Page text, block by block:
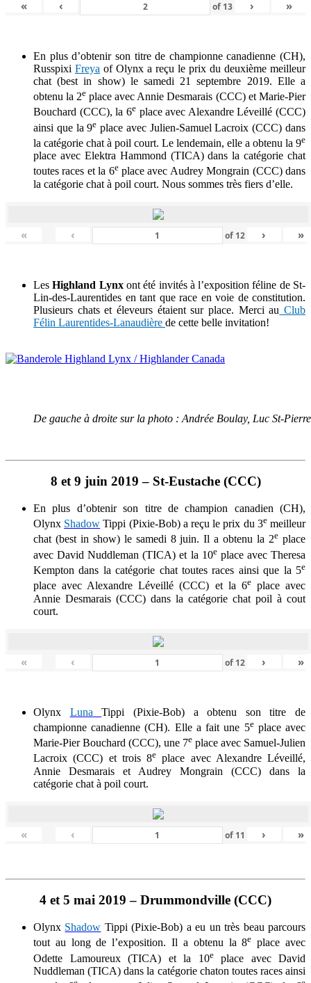
« ‹ of 13 › »
En plus d’obtenir son titre de championne canadienne (CH),
Russpixi Freya of Olynx a reçu le prix du deuxième meilleur
chat (best in show) le samedi 21 septembre 2019. Elle a
obtenu la 2e place avec Annie Desmarais (CCC) et Marie-Pier
Bouchard (CCC), la 6eplace avec Alexandre Léveillé (CCC)
ainsi que la 9e place avec Julien-Samuel Lacroix (CCC) dans
la catégorie chat à poil court. Le lendemain, elle a obtenu la 9e
place avec Elektra Hammond (TICA) dans la catégorie chat
toutes races et la 6eplace avec Audrey Mongrain (CCC) dans
la catégorie chat à poil court. Nous sommes très fiers d’elle.
« ‹ of 12 › »
LesHighland Lynxont été invités à l’exposition féline de St-
Lin-des-Laurentides en tant que race en voie de constitution.
Plusieurs chats et éleveurs étaient sur place. Merci au Club
Félin Laurentides-Lanaudière de cette belle invitation!
De gauche à droite sur la photo : Andrée Boulay, Luc St-
8 et 9 juin 2019 – St-Eustache (CCC)
En plus d’obtenir son titre de champion canadien (CH),
Olynx Shadow Tippi (Pixie-Bob) a reçu le prix du 3emeilleur
chat (best in show) le samedi 8 juin. Il a obtenu la 2e place
avec David Nuddleman (TICA) et la 10eplace avec Theresa
Kempton dans la catégorie chat toutes races ainsi que la 5e
place avec Alexandre Léveillé (CCC) et la 6eplace avec
Annie Desmarais (CCC) dans la catégorie chat poil à cout
court.
« ‹ of 12 › »
Olynx Luna
Tippi (Pixie-Bob) a obtenu son titre de
championne canadienne (CH). Elle a fait une 5eplace avec
Marie-Pier Bouchard (CCC), une 7e place avec Samuel-Julien
Lacroix (CCC) et trois 8e place avec Alexandre Léveillé,
Annie Desmarais et Audrey Mongrain (CCC) dans la
catégorie chat à poil court.
« ‹ of 11 › »
4 et 5 mai 2019 – Drummondville (CCC)
Olynx Shadow Tippi (Pixie-Bob) a eu un très beau parcours
tout au long de l’exposition. Il a obtenu la 8e place avec
Odette Lamoureux (TICA) et la 10eplace avec David
Nuddleman (TICA) dans la catégorie chaton toutes races ainsi